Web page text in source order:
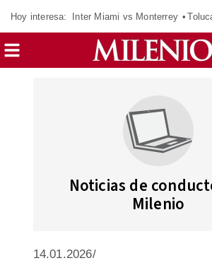
Hoy interesa: Inter Miami vs Monterrey
Noticias de
Milenio
14.01.2026/